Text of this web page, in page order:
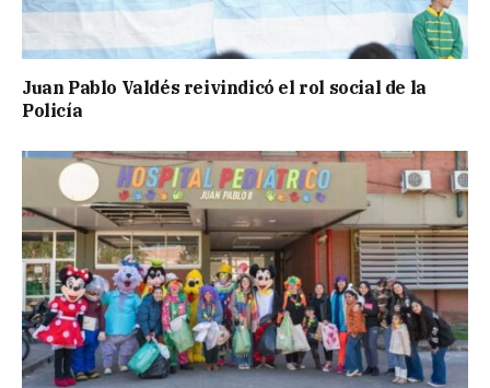
Juan Pablo Valdés reivindicó el rol social de la
Policía